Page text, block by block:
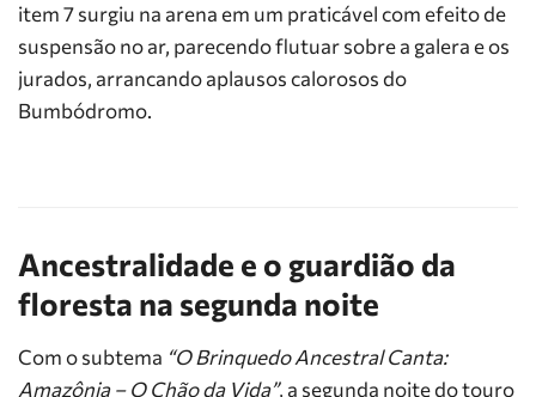
item 7 surgiu na arena em um praticável com efeito de
suspensão no ar, parecendo flutuar sobre a galera e os
jurados, arrancando aplausos calorosos do
Bumbódromo.
Ancestralidade e o guardião da
floresta na segunda noite
Com o subtema “O Brinquedo Ancestral Canta:
Amazônia – O Chão da Vida”, a segunda noite do touro